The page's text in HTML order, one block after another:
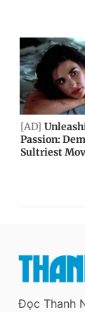
Đọc Thanh